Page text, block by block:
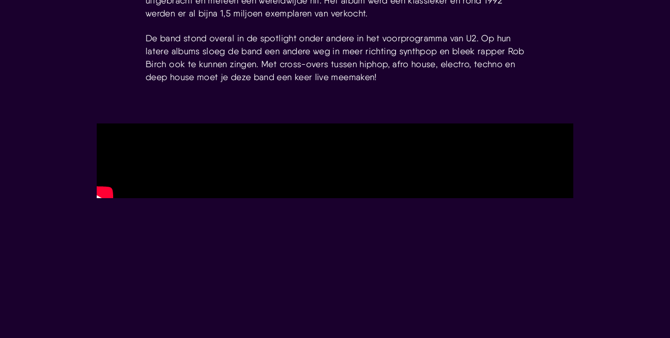
werden er al bijna 1,5 miljoen exemplaren van verkocht.
De band stond overal in de spotlight onder andere in het voorprogramma van U2. Op hun
latere albums sloeg de band een andere weg in meer richting synthpop en bleek rapper Rob
Birch ook te kunnen zingen. Met cross-overs tussen hiphop, afro house, electro, techno en
deep house moet je deze band een keer live meemaken!